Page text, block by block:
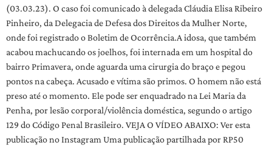
(03.03.23). O caso foi comunicado à delegada Cláudia Elisa Ribeiro
Pinheiro, da Delegacia de Defesa dos Direitos da Mulher Norte,
onde foi registrado o Boletim de Ocorrência.A idosa, que também
acabou machucando os joelhos, foi internada em um hospital do
bairro Primavera, onde aguarda uma cirurgia do braço e pegou
pontos na cabeça. Acusado e vítima são primos. O homem não está
preso até o momento. Ele pode ser enquadrado na Lei Maria da
Penha, por lesão corporal/violência doméstica, segundo o artigo
129 do Código Penal Brasileiro. VEJA O VÍDEO ABAIXO: Ver esta
publicação no Instagram Uma publicação partilhada por RP50